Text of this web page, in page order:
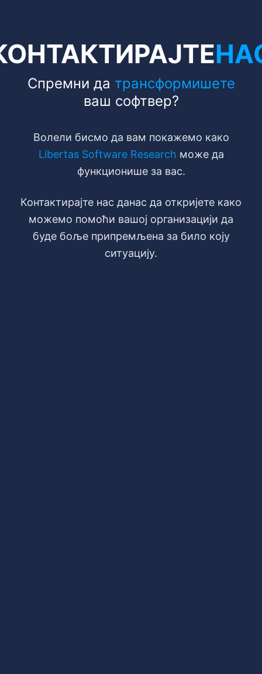
Спремни да трансформишете
ваш софтвер?
Волели бисмо да вам покажемо како
Libertas Software Research може да
функционише за вас.
Контактирајте нас данас да откријете како
можемо помоћи вашој организацији да
буде боље припремљена за било коју
ситуацију.